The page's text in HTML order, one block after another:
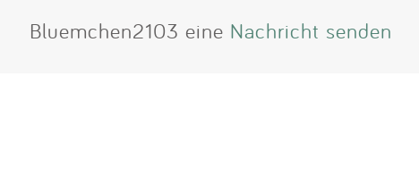
Bluemchen2103 eine Nachricht senden